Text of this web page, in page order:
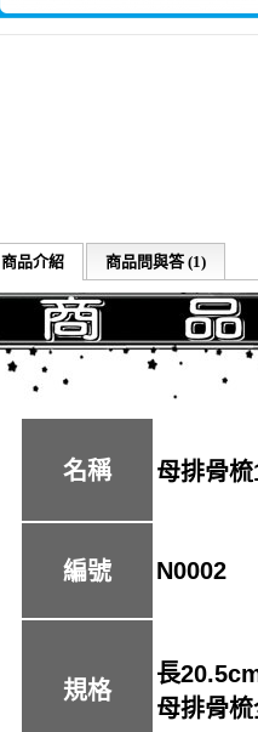
商品介紹 商品問與答 (1)
名稱 母排骨
編號 N0002
規格
長
母排骨